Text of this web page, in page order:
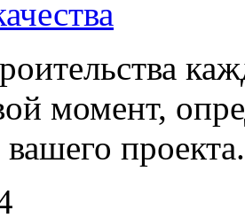
момент,
вашего